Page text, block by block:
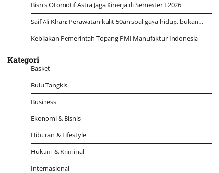
Bisnis Otomotif Astra Jaga Kinerja di Semester I 2026
Saif Ali Khan: Perawatan kulit 50an soal gaya hidup, bukan…
Kebijakan Pemerintah Topang PMI Manufaktur Indonesia
Kategori
Basket
Bulu Tangkis
Business
Ekonomi & Bisnis
Hiburan & Lifestyle
Hukum & Kriminal
Internasional